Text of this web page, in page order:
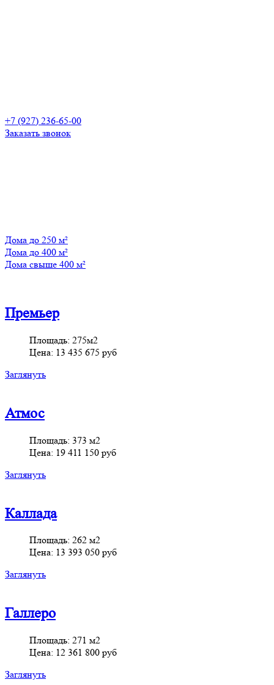
+7 (927) 236-65-00
Заказать звонок
Дома до 250 м²
Дома до 400 м²
Дома свыше 400 м²
Премьер
Площадь: 275м2
Цена: 13 435 675 руб
Заглянуть
Атмос
Площадь: 373 м2
Цена: 19 411 150 руб
Заглянуть
Каллада
Площадь: 262 м2
Цена: 13 393 050 руб
Заглянуть
Галлеро
Площадь: 271 м2
Цена: 12 361 800 руб
Заглянуть